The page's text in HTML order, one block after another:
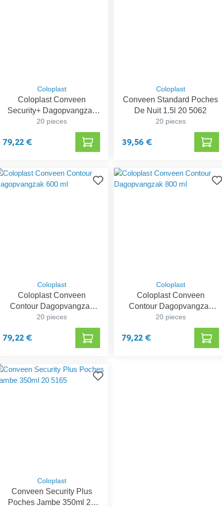
Coloplast
Coloplast Conveen
Security+ Dagopvangzak
750 ml
20 pieces
79,22 €
Coloplast
Conveen Standard Poches
De Nuit 1.5l 20 5062
20 pieces
39,56 €
Coloplast
Coloplast Conveen
Contour Dagopvangzak
600 ml
20 pieces
79,22 €
Coloplast
Coloplast Conveen
Contour Dagopvangzak
800 ml
20 pieces
79,22 €
Coloplast
Conveen Security Plus
Poches Jambe 350ml 20